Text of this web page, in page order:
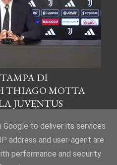
DI
THIAGO MOTTA
JUVENTUS
to deliver its services
address and user-agent are
performance and security